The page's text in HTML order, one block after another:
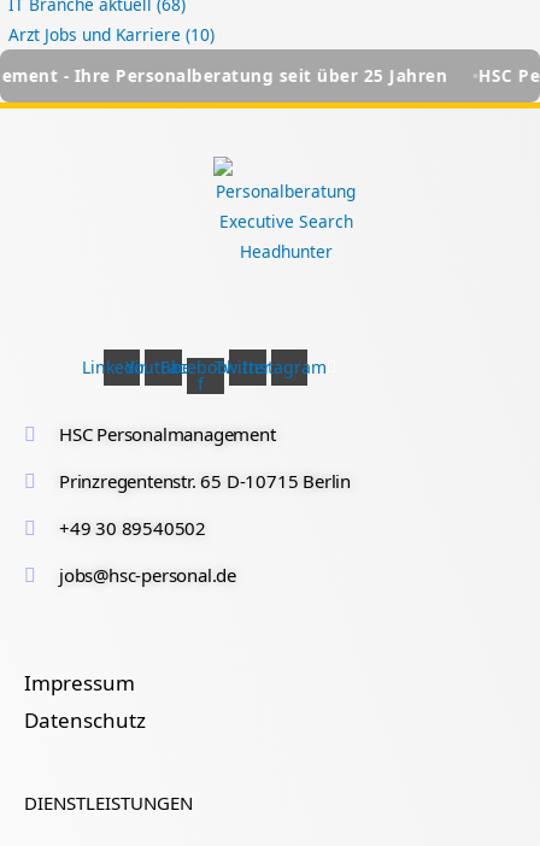
Arzt Jobs und Karriere(10)
seit über 25 Jahren
HSC
LinkedinYoutubeFacebook-
f
TwitterInstagram
HSC Personalmanagement
Prinzregentenstr. 65 D-10715 Berlin
+49 30 89540502
jobs@hsc-personal.de
Impressum
Datenschutz
DIENSTLEISTUNGEN